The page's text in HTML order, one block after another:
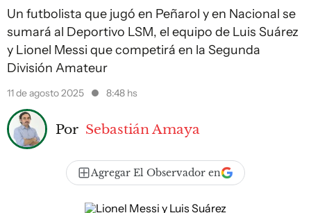
Un futbolista que jugó en Peñarol y en Nacional se
sumará al Deportivo LSM, el equipo de Luis Suárez
y Lionel Messi que competirá en la Segunda
División Amateur
11 de agosto 2025 8:48 hs
Por Sebastián Amaya
Agregar El Observador en